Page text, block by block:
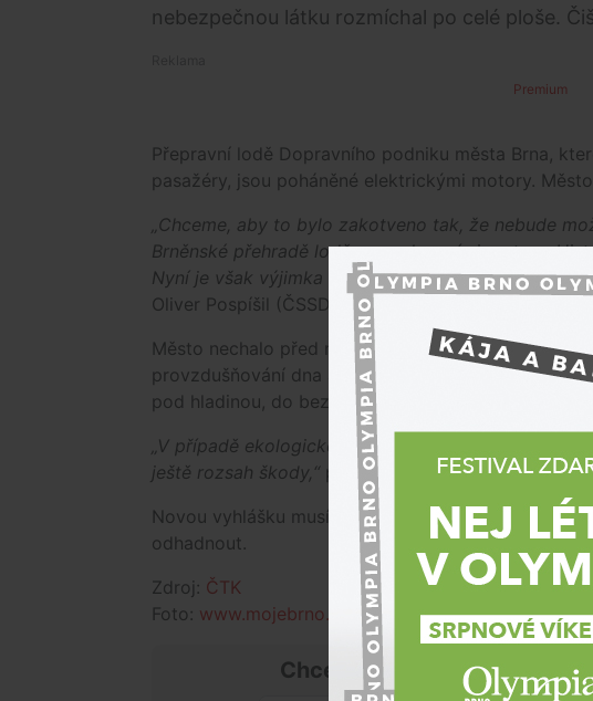
nebezpečnou látku rozmíchal po celé ploše.
Premium
Přepravní lodě Dopravního podniku města Brna,
pasažéry, jsou poháněné elektrickými motory.
„Chceme, aby to bylo zakotveno tak, že nebude
Brněnské přehradě lodě se spalovacími motory.
Nyní je však výjimka na dopravní lodě se
Oliver Pospíšil (ČSSD).
Město nechalo před několika lety nainstalovat na
provzdušňování dna a promíchávají vodní sloupec.
pod hladinou, do bezkyslíkatých oblastí nad dnem.
„V případě ekologické havárie by aerační věže
ještě rozsah škody,“ podotkl Pospíšil.
Novou vyhlášku musí vydat ministerstvo dopravy,
odhadnout.
Zdroj: ČTK
Foto: www.mojebrno.wz.cz
Chceš mít přehled o tom, co